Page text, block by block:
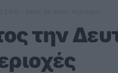
την